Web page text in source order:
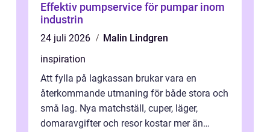
Effektiv pumpservice för pumpar inom
industrin
24 juli 2026
Malin Lindgren
inspiration
Att fylla på lagkassan brukar vara en
återkommande utmaning för både stora och
små lag. Nya matchställ, cuper, läger,
domaravgifter och resor kostar mer än